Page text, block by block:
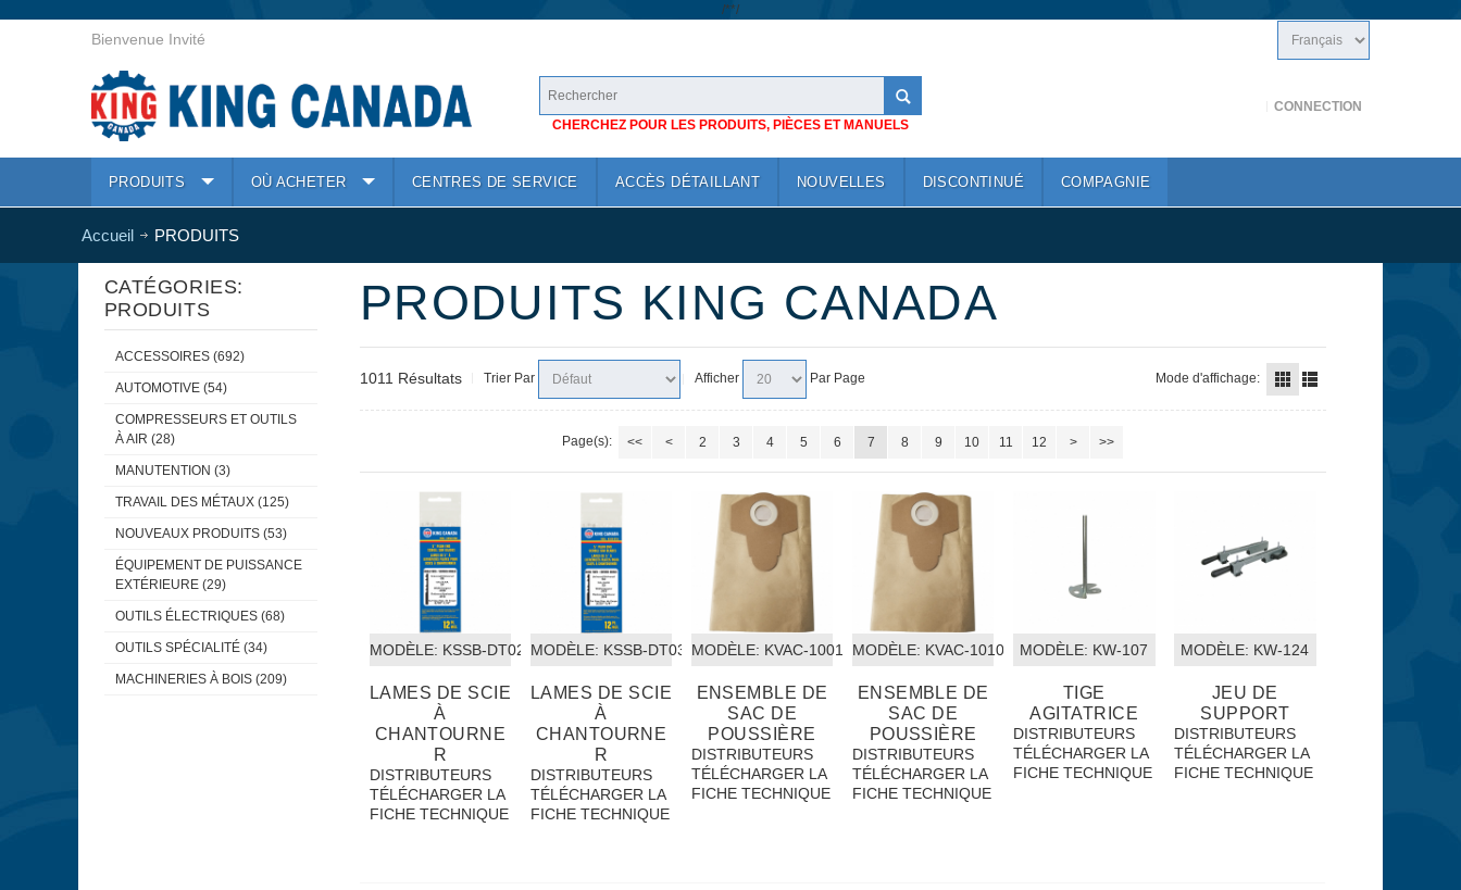
/**/
Bienvenue Invité
CHERCHEZ POUR LES PRODUITS, PIÈCES ET MANUELS
CONNECTION
PRODUITS OÙ ACHETER CENTRES DE SERVICE ACCÈS DÉTAILLANT NOUVELLES DISCONTINUÉ COMPAGNIE
Accueil PRODUITS
CATÉGORIES:
PRODUITS
ACCESSOIRES (692)
AUTOMOTIVE (54)
COMPRESSEURS ET OUTILS
À AIR (28)
MANUTENTION (3)
TRAVAIL DES MÉTAUX (125)
NOUVEAUX PRODUITS (53)
ÉQUIPEMENT DE PUISSANCE
EXTÉRIEURE (29)
OUTILS ÉLECTRIQUES (68)
OUTILS SPÉCIALITÉ (34)
MACHINERIES À BOIS (209)
PRODUITS KING CANADA
1011 Résultats Trier Par Afficher Par Page Mode d'affichage:
Page(s): << < 2 3 4 5 6 7 8 9 10 11 12 > >>
MODÈLE: KSSB-DT02
LAMES DE SCIE
À
CHANTOURNE
R
DISTRIBUTEURS
TÉLÉCHARGER LA
FICHE TECHNIQUE
MODÈLE: KSSB-DT03
LAMES DE SCIE
À
CHANTOURNE
R
DISTRIBUTEURS
TÉLÉCHARGER LA
FICHE TECHNIQUE
MODÈLE: KVAC-1001
ENSEMBLE DE
SAC DE
POUSSIÈRE
DISTRIBUTEURS
TÉLÉCHARGER LA
FICHE TECHNIQUE
MODÈLE: KVAC-1010
ENSEMBLE DE
SAC DE
POUSSIÈRE
DISTRIBUTEURS
TÉLÉCHARGER LA
FICHE TECHNIQUE
MODÈLE: KW-107
TIGE
AGITATRICE
DISTRIBUTEURS
TÉLÉCHARGER LA
FICHE TECHNIQUE
MODÈLE: KW-124
JEU DE
SUPPORT
DISTRIBUTEURS
TÉLÉCHARGER LA
FICHE TECHNIQUE